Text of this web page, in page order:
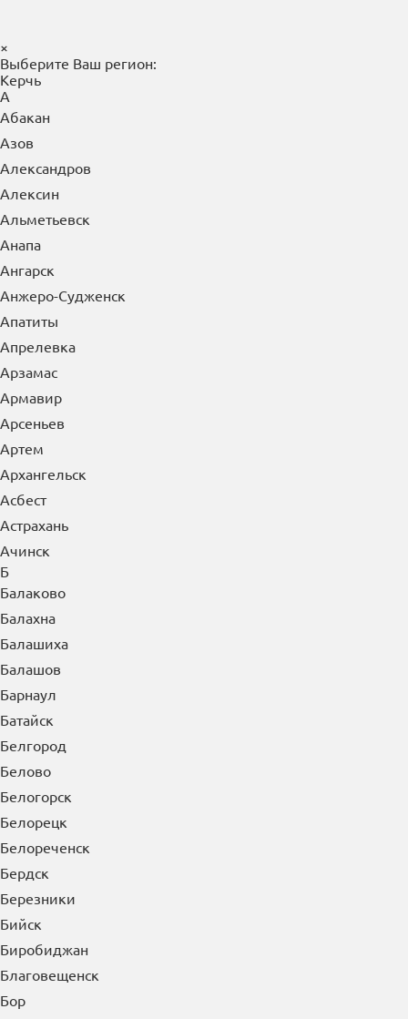
×
Выберите Ваш регион:
Керчь
А
Абакан
Азов
Александров
Алексин
Альметьевск
Анапа
Ангарск
Анжеро-Судженск
Апатиты
Апрелевка
Арзамас
Армавир
Арсеньев
Артем
Архангельск
Асбест
Астрахань
Ачинск
Б
Балаково
Балахна
Балашиха
Балашов
Барнаул
Батайск
Белгород
Белово
Белогорск
Белорецк
Белореченск
Бердск
Березники
Бийск
Биробиджан
Благовещенск
Бор